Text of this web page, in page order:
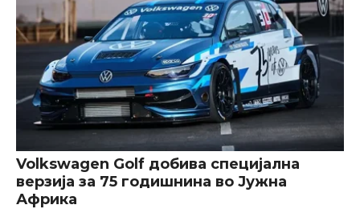
Volkswagen Golf добива специјална
верзија за 75 годишнина во Јужна
Африка